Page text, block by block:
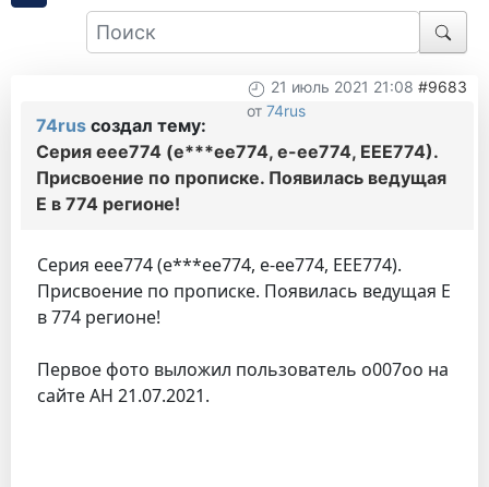
21 июль 2021 21:08 #9683
от 74rus
74rus создал тему:
Серия еее774 (е***ее774, е-ее774, ЕЕЕ774).
Присвоение по прописке. Появилась ведущая
Е в 774 регионе!
Серия еее774 (е***ее774, е-ее774, ЕЕЕ774).
Присвоение по прописке. Появилась ведущая Е
в 774 регионе!
Первое фото выложил пользователь о007оо на
сайте АН 21.07.2021.